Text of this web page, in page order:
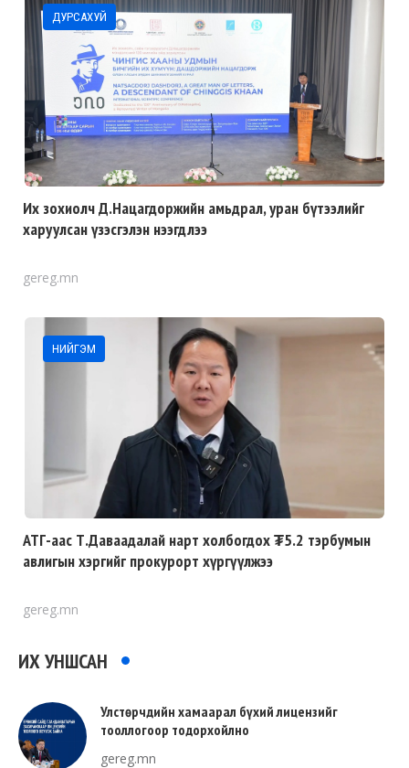
ДУРСАХУЙ
Их зохиолч Д.Нацагдоржийн амьдрал, уран бүтээлийг
харуулсан үзэсгэлэн нээгдлээ
gereg.mn
НИЙГЭМ
АТГ-аас Т.Даваадалай нарт холбогдох ₮5.2 тэрбумын
авлигын хэргийг прокурорт хүргүүлжээ
gereg.mn
ИХ УНШСАН
Улстөрчдийн хамаарал бүхий лицензийг
тооллогоор тодорхойлно
gereg.mn